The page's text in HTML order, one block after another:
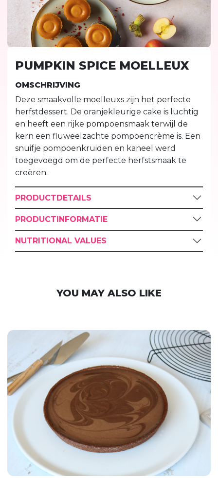
PUMPKIN SPICE MOELLEUX
OMSCHRIJVING
Deze smaakvolle moelleuxs zijn het perfecte
herfstdessert. De oranjekleurige cake is luchtig
en heeft een rijke pompoensmaak terwijl de
kern een fluweelzachte pompoencrème is. Een
snuifje pompoenkruiden en kaneel werd
toegevoegd om de perfecte herfstsmaak te
creëren.
PRODUCTDETAILS
PRODUCTINFORMATIE
NUTRITIONAL VALUES
YOU MAY ALSO LIKE